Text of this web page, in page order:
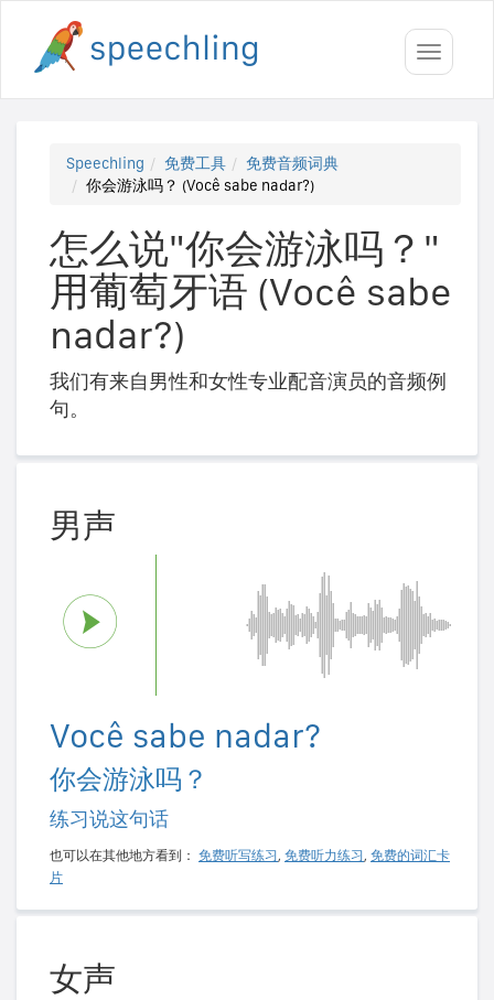
Toggle
Speechling 免费工具
免费音频词典
你会游泳吗？ (Você sabe nadar?)
怎么说"你会游泳吗？"
用葡萄牙语 (Você sabe
nadar?)
我们有来自男性和女性专业配音演员的音频例
句。
男声
Você sabe nadar?
你会游泳吗？
练习说这句话
也可以在其他地方看到： 免费听写练习, 免费听力练习, 免费的词汇卡
片
女声